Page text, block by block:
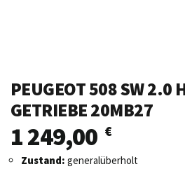
PEUGEOT 508 SW 2.0
GETRIEBE 20MB27
1 249,00 €
Zustand: generalüberholt